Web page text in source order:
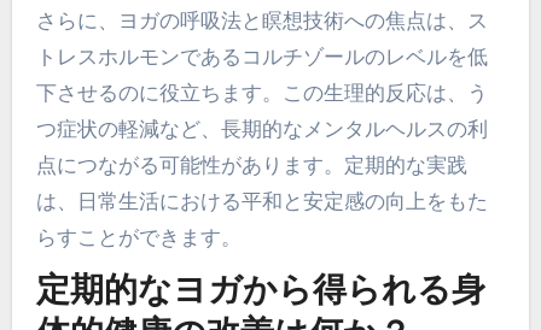
さらに、ヨガの呼吸法と瞑想技術への焦点は、ス
トレスホルモンであるコルチゾールのレベルを低
下させるのに役立ちます。この生理的反応は、う
つ症状の軽減など、長期的なメンタルヘルスの利
点につながる可能性があります。定期的な実践
は、日常生活における平和と安定感の向上をもた
らすことができます。
定期的なヨガから得られる身